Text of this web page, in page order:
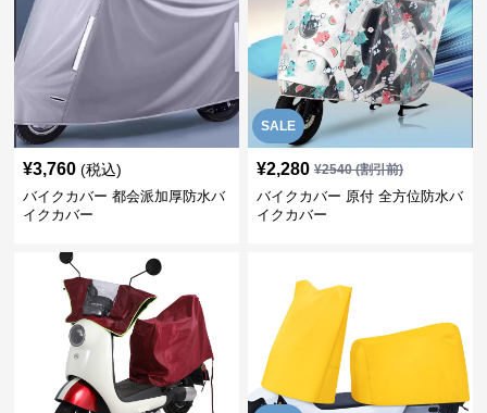
¥3,760 (税込)
バイクカバー 都会派加厚防水バ
イクカバー
SALE
¥2,280 ¥2540(割引前)
バイクカバー 原付 全方位防水バ
イクカバー